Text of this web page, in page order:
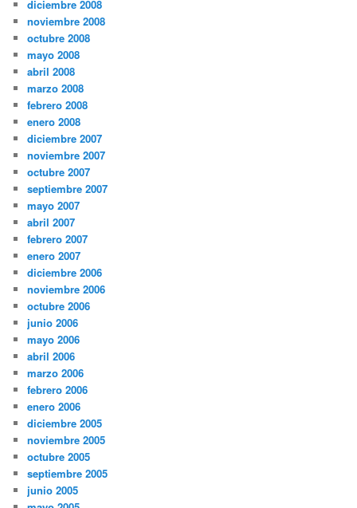
diciembre 2008
noviembre 2008
octubre 2008
mayo 2008
abril 2008
marzo 2008
febrero 2008
enero 2008
diciembre 2007
noviembre 2007
octubre 2007
septiembre 2007
mayo 2007
abril 2007
febrero 2007
enero 2007
diciembre 2006
noviembre 2006
octubre 2006
junio 2006
mayo 2006
abril 2006
marzo 2006
febrero 2006
enero 2006
diciembre 2005
noviembre 2005
octubre 2005
septiembre 2005
junio 2005